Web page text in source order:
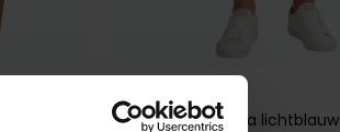
Cavallaro
Zaverio Bermuda lichtblauw